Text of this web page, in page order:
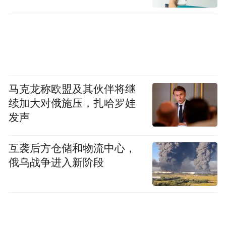
马克龙称欧盟及其伙伴将继
续加大对俄施压，扎哈罗娃
发声
互袭后方仓储和物流中心，
俄乌战争进入新阶段